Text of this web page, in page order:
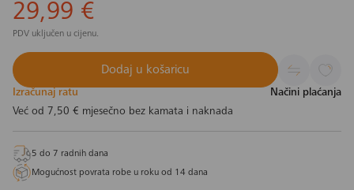
29,99 €
PDV uključen u cijenu.
Dodaj u košaricu
Izračunaj ratu
Načini plaćanja
Već od 7,50 € mjesečno bez kamata i naknada
5 do 7 radnih dana
Mogućnost povrata robe u roku od 14 dana